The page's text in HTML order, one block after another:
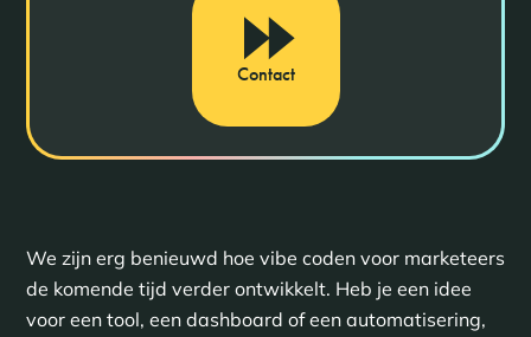
Contact
We zijn erg benieuwd hoe vibe coden voor marketeers
de komende tijd verder ontwikkelt. Heb je een idee
voor een tool, een dashboard of een automatisering,